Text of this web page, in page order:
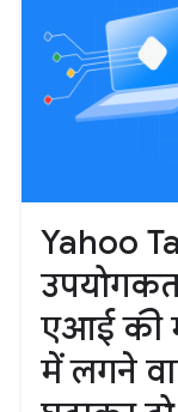
Yahoo
एआई की
में लगने